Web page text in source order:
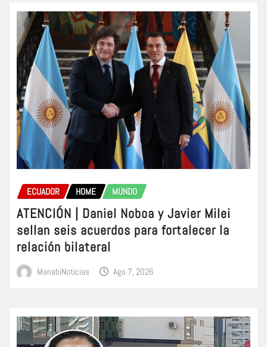
ECUADOR HOME MUNDO
ATENCIÓN | Daniel Noboa y Javier Milei
sellan seis acuerdos para fortalecer la
relación bilateral
ManabiNoticias Ago 7, 2026